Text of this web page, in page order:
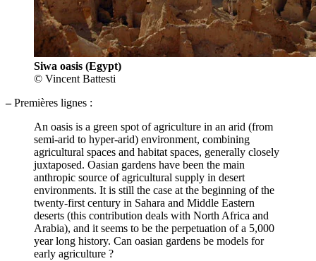
Siwa oasis (Egypt)
© Vincent Battesti
–Premières lignes :
An oasis is a green spot of agriculture in an arid (from
semi-arid to hyper-arid) environment, combining
agricultural spaces and habitat spaces, generally closely
juxtaposed. Oasian gardens have been the main
anthropic source of agricultural supply in desert
environments. It is still the case at the beginning of the
twenty-first century in Sahara and Middle Eastern
deserts (this contribution deals with North Africa and
Arabia), and it seems to be the perpetuation of a 5,000
year long history. Can oasian gardens be models for
early agriculture ?